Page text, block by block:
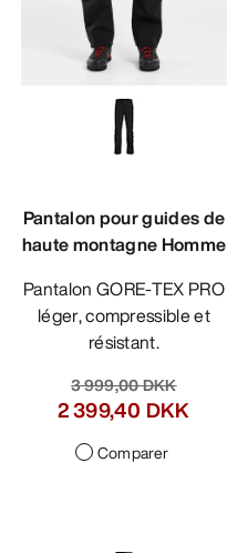
Pantalon pour guides de
haute montagne Homme
Pantalon GORE-TEX PRO
léger, compressible et
résistant.
3 999,00 DKK
2 399,40 DKK
Comparer